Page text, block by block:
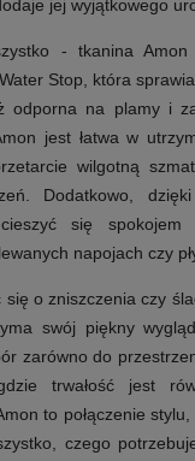
jej wyjątkowego
- tkanina Amon
Stop, która
odporna na plamy i
jest łatwa w
wilgotną
Dodatkowo,
się
napojach czy
się o zniszczenia czy
swój piękny
zarówno do
trwałość jest
to połączenie
czego